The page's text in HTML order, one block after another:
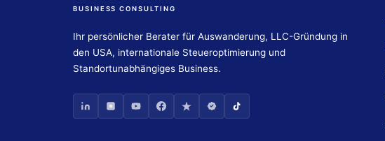
BUSINESS CONSULTING
Ihr persönlicher Berater für Auswanderung, LLC-Gründung in
den USA, internationale Steueroptimierung und
Standortunabhängiges Business.